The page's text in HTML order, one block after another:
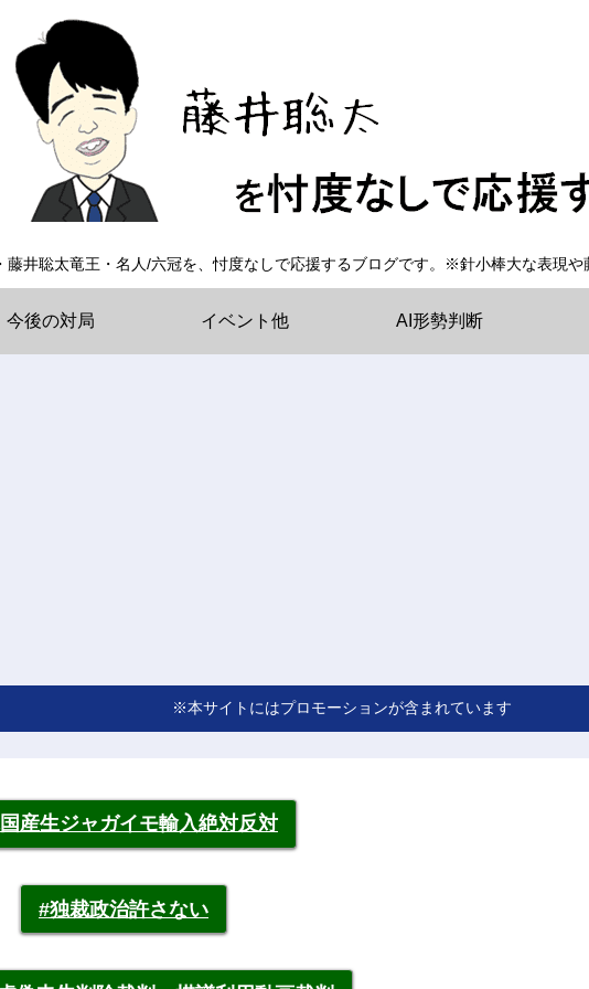
藤井聡太竜王・名人/六冠を、忖度なしで応援するブログです。※針小棒大な表現
今後の対局 イベント他 AI形勢判断
※本サイトにはプロモーションが含まれています
産生ジャガイモ輸入絶対反対
#独裁政治許さない